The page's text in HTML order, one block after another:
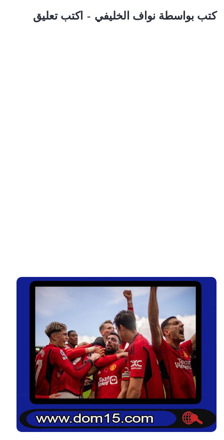
كتب بواسطة نواف الخليفي اكتب تعليق